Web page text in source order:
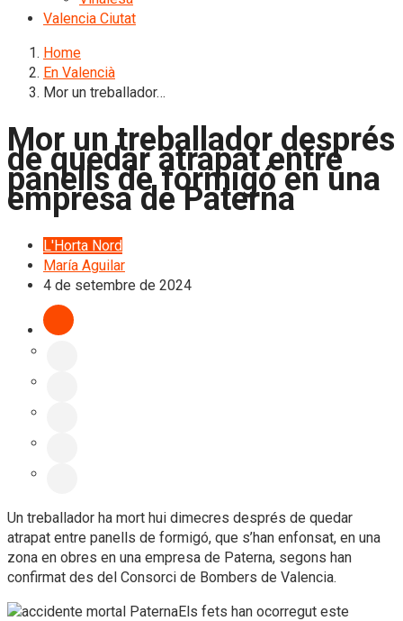
Valencia Ciutat
Home
En Valencià
Mor un treballador…
Mor un treballador després
de quedar atrapat entre
panells de formigó en una
empresa de Paterna
L'Horta Nord
María Aguilar
4 de setembre de 2024
Un treballador ha mort hui dimecres després de quedar
atrapat entre panells de formigó, que s’han enfonsat, en una
zona en obres en una empresa de Paterna, segons han
confirmat des del Consorci de Bombers de Valencia.
Els fets han ocorregut este